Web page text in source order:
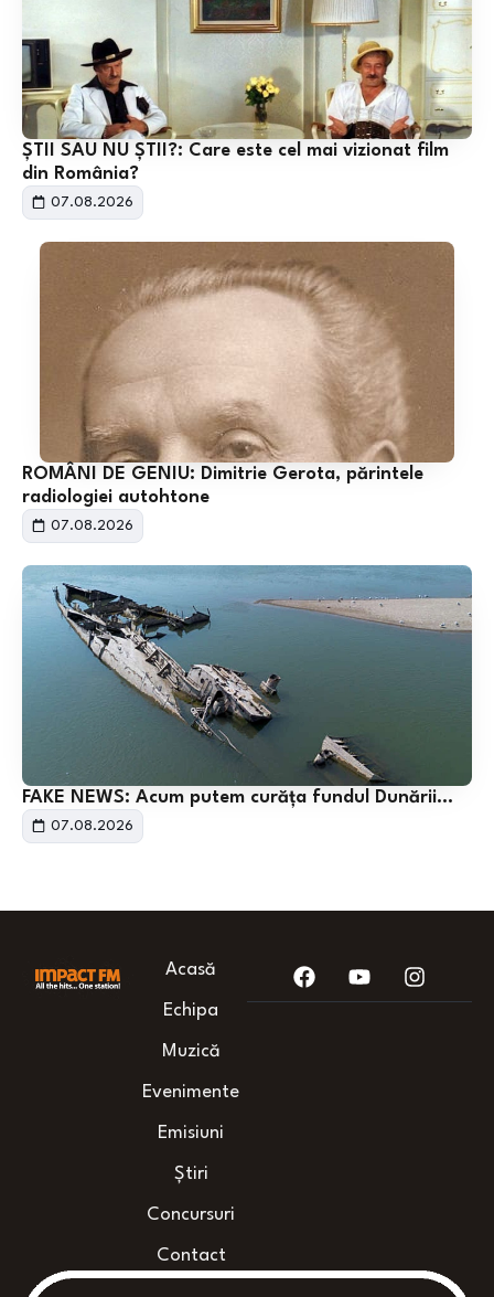
ȘTII SAU NU ȘTII?: Care este cel mai vizionat film
din România?
07.08.2026
ROMÂNI DE GENIU: Dimitrie Gerota, părintele
radiologiei autohtone
07.08.2026
FAKE NEWS: Acum putem curăța fundul Dunării…
07.08.2026
Acasă
Echipa
Muzică
Evenimente
Emisiuni
Știri
Concursuri
Contact